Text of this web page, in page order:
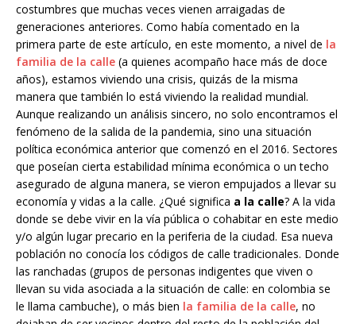
costumbres que muchas veces vienen arraigadas de
generaciones anteriores. Como había comentado en la
primera parte de este artículo, en este momento, a nivel de la
familia de la calle (a quienes acompaño hace más de doce
años), estamos viviendo una crisis, quizás de la misma
manera que también lo está viviendo la realidad mundial.
Aunque realizando un análisis sincero, no solo encontramos el
fenómeno de la salida de la pandemia, sino una situación
política económica anterior que comenzó en el 2016. Sectores
que poseían cierta estabilidad mínima económica o un techo
asegurado de alguna manera, se vieron empujados a llevar su
economía y vidas a la calle. ¿Qué significa a la calle? A la vida
donde se debe vivir en la vía pública o cohabitar en este medio
y/o algún lugar precario en la periferia de la ciudad. Esa nueva
población no conocía los códigos de calle tradicionales. Donde
las ranchadas (grupos de personas indigentes que viven o
llevan su vida asociada a la situación de calle: en colombia se
le llama cambuche), o más bien la familia de la calle, no